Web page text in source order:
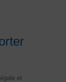
et